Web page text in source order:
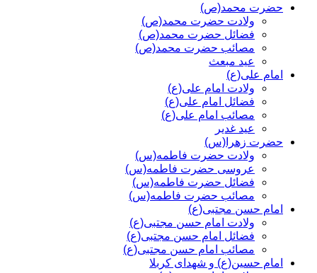
حضرت محمد(ص)
ولادت حضرت محمد(ص)
فضائل حضرت محمد(ص)
مصائب حضرت محمد(ص)
عید مبعث
امام علی(ع)
ولادت امام علی(ع)
فضائل امام علی(ع)
مصائب امام علی(ع)
عید غدیر
حضرت زهرا(س)
ولادت حضرت فاطمه(س)
عروسی حضرت فاطمه(س)
فضائل حضرت فاطمه(س)
مصائب حضرت فاطمه(س)
امام حسن مجتبی(ع)
ولادت امام حسن مجتبی(ع)
فضائل امام حسن مجتبی(ع)
مصائب امام حسن مجتبی(ع)
امام حسین(ع) و شهدای کربلا